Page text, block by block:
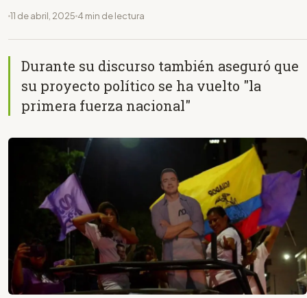
11 de abril, 2025 4 min de lectura
Durante su discurso también aseguró que
su proyecto político se ha vuelto "la
primera fuerza nacional"